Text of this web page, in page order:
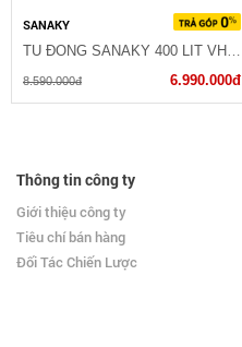
SANAKY
8.590.000đ 6.990.000đ
Thông tin công ty
Giới thiệu công ty
Tiêu chí bán hàng
Đối Tác Chiến Lược